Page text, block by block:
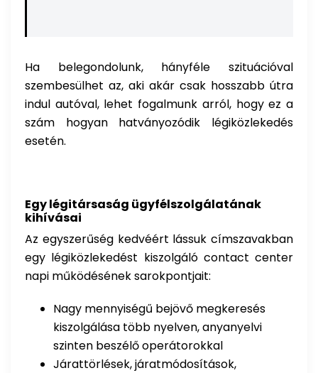
Ha belegondolunk, hányféle szituációval
szembesülhet az, aki akár csak hosszabb útra
indul autóval, lehet fogalmunk arról, hogy ez a
szám hogyan hatványozódik légiközlekedés
esetén.
Egy légitársaság ügyfélszolgálatának
kihívásai
Az egyszerűség kedvéért lássuk címszavakban
egy légiközlekedést kiszolgáló contact center
napi működésének sarokpontjait:
Nagy mennyiségű bejövő megkeresés
kiszolgálása több nyelven, anyanyelvi
szinten beszélő operátorokkal
Járattörlések, járatmódosítások,